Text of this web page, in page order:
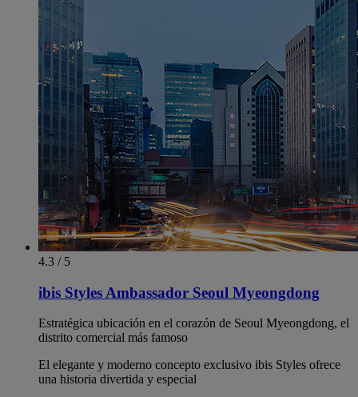
4.3 / 5
ibis Styles Ambassador Seoul Myeongdong
Estratégica ubicación en el corazón de Seoul Myeongdong, el
distrito comercial más famoso
El elegante y moderno concepto exclusivo ibis Styles ofrece
una historia divertida y especial